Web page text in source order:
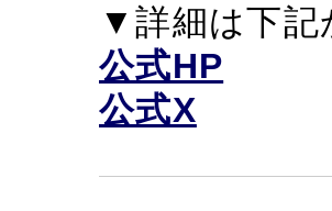
▼詳細は下
公式HP
公式X